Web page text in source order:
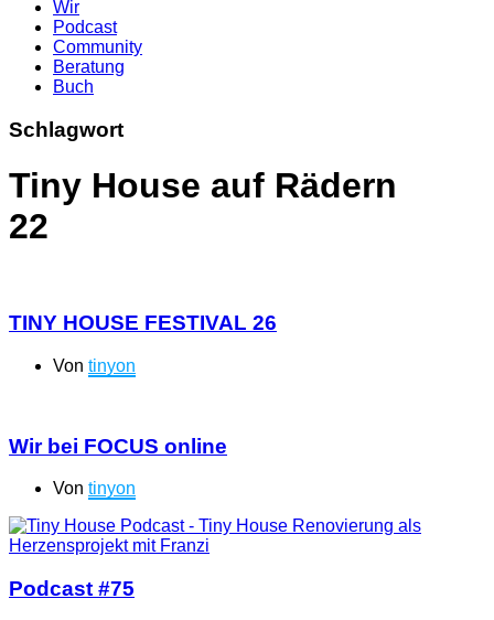
Wir
Podcast
Community
Beratung
Buch
Schlagwort
Tiny House auf Rädern
22
TINY HOUSE FESTIVAL 26
Von tinyon
Wir bei FOCUS online
Von tinyon
Podcast #75